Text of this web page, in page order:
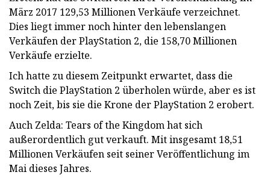
März 2017 129,53 Millionen Verkäufe verzeichnet.
Dies liegt immer noch hinter den lebenslangen
Verkäufen der PlayStation 2, die 158,70 Millionen
Verkäufe erzielte.
Ich hatte zu diesem Zeitpunkt erwartet, dass die
Switch die PlayStation 2 überholen würde, aber es ist
noch Zeit, bis sie die Krone der PlayStation 2 erobert.
Auch Zelda: Tears of the Kingdom hat sich
außerordentlich gut verkauft. Mit insgesamt 18,51
Millionen Verkäufen seit seiner Veröffentlichung im
Mai dieses Jahres.